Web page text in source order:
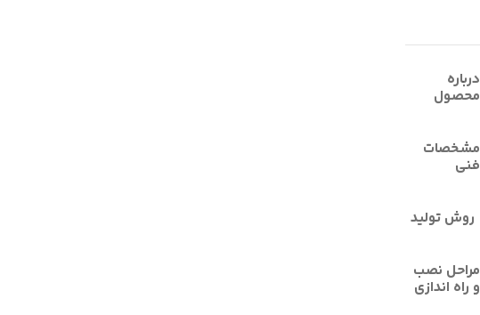
درباره
محصول
مشخصات
فنی
روش توليد
مراحل نصب
و راه اندازی